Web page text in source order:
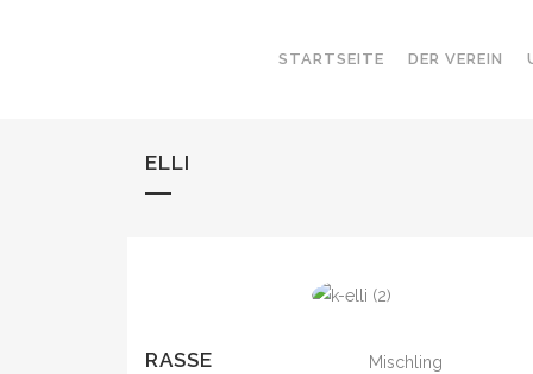
STARTSEITE DER VEREIN
ELLI
RASSE Mischling